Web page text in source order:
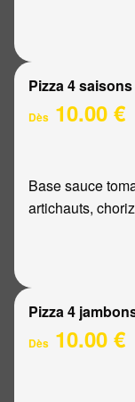
Pizza 4 saisons
Dès 10.00 €
Base sauce
artichauts,
Pizza 4
Dès 10.00 €